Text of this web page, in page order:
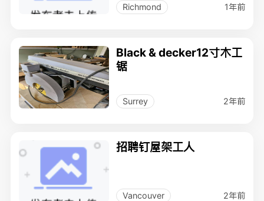
Richmond 1年前
Black & decker12寸木工
锯
Surrey 2年前
招聘钉屋架工人
Vancouver 2年前